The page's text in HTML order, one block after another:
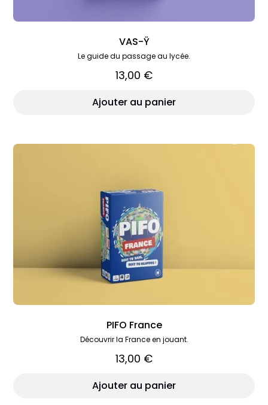
VAS-Ÿ
Le guide du passage au lycée.
13,00 €
Ajouter au panier
PIFO France
Découvrir la France en jouant.
13,00 €
Ajouter au panier